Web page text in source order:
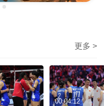
更多 >
00:04:12